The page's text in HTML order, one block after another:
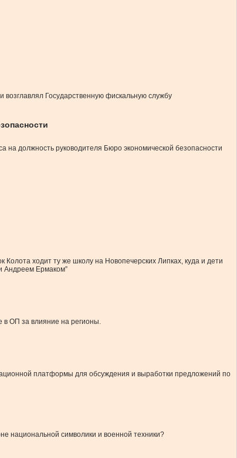
Государственную фискальную службу
на должность руководителя Бюро экономической безопасности
Колота ходит ту же школу на Новопечерских Липках, куда и дети
Андреем Ермаком”
в ОП за влияние на регионы.
платформы для обсуждения и выработки предложений по
национальной символики и военной техники?